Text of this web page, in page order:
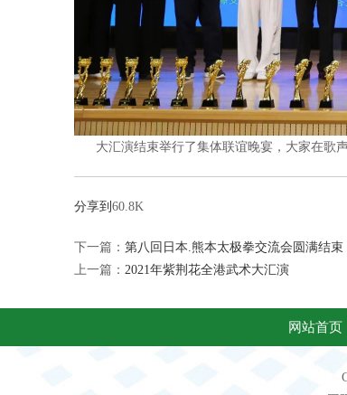
大汇演结束举行了集体联谊晚宴，大家在歌声
分享到 60.8K
下一篇： 第八回日本.熊本太极拳交流会圆满结束
上一篇： 2021年紫荆花全港武术大汇演
网站首页